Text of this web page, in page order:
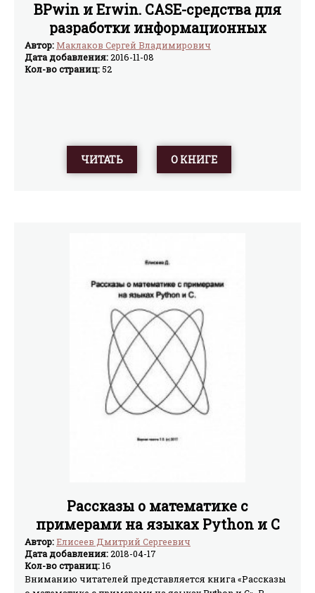
BPwin и Erwin. CASE-средства для
разработки информационных
систем
Автор:Маклаков Сергей Владимирович
Дата добавления:2016-11-08
Кол-во страниц: 52
ЧИТАТЬ О КНИГЕ
Рассказы о математике с
примерами на языках Python и C
(СИ)
Автор:Елисеев Дмитрий Сергеевич
Дата добавления:2018-04-17
Кол-во страниц:16
Вниманию читателей представляется книга «Рассказы